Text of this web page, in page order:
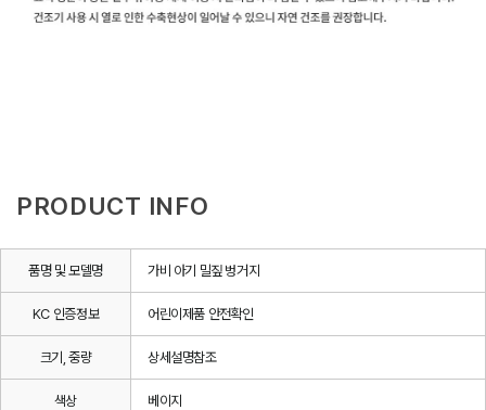
PRODUCT INFO
품명 및 모델명 가비 아기 밀짚 벙거지
KC 인증정보 어린이제품 안전확인
크기, 중량 상세설명참조
색상 베이지